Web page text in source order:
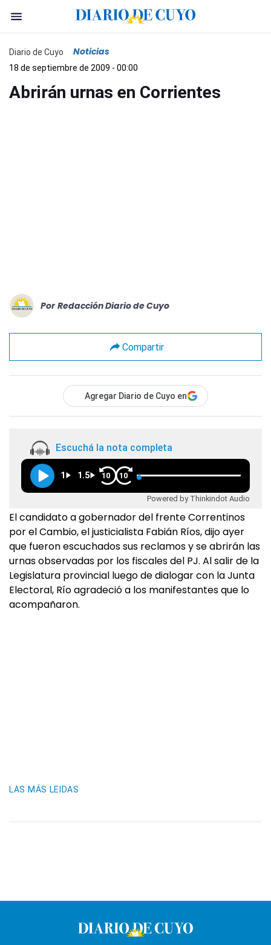
Diario de Cuyo Noticias
18 de septiembre de 2009 - 00:00
Abrirán urnas en Corrientes
Por Redacción Diario de Cuyo
Compartir
Agregar Diario de Cuyo en
Escuchá la nota completa
1 1.5 10 10
Powered by Thinkindot Audio
El candidato a gobernador del frente Correntinos
por el Cambio, el justicialista Fabián Ríos, dijo ayer
que fueron escuchados sus reclamos y se abrirán las
urnas observadas por los fiscales del PJ. Al salir de la
Legislatura provincial luego de dialogar con la Junta
Electoral, Río agradeció a los manifestantes que lo
acompañaron.
LAS MÁS LEIDAS